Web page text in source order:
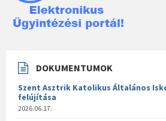
DOKUMENTUMOK
Szent Asztrik Katolikus Általános
felújítása
2026.06.17.